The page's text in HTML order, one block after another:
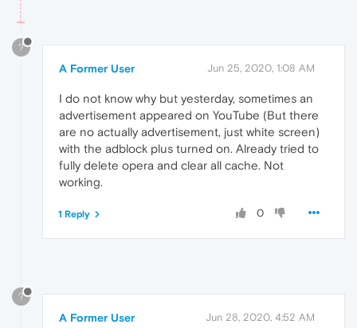
?
A Former User Jun 25, 2020, 1:08 AM
I do not know why but yesterday, sometimes an
advertisement appeared on YouTube (But there
are no actually advertisement, just white screen)
with the adblock plus turned on. Already tried to
fully delete opera and clear all cache. Not
working.
0
1 Reply
?
A Former User Jun 28, 2020, 4:52 AM